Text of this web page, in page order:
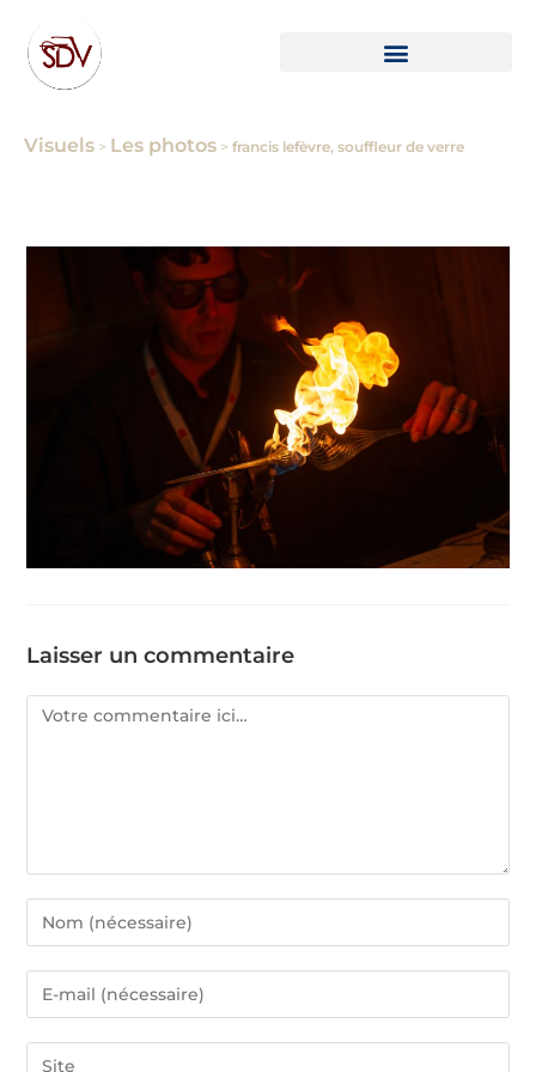
Visuels > Les photos > francis lefèvre, souffleur de verre
Laisser un commentaire